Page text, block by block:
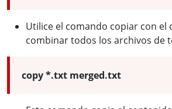
Utilice el comando copiar con
combinar todos los archivos de
copy *.txt merged.txt